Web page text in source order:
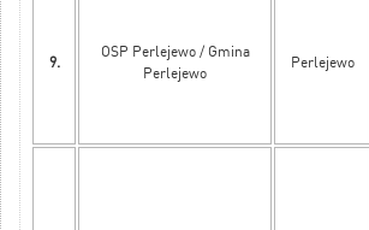
9.
OSP Perlejewo / Gmina
Perlejewo
Perlejewo